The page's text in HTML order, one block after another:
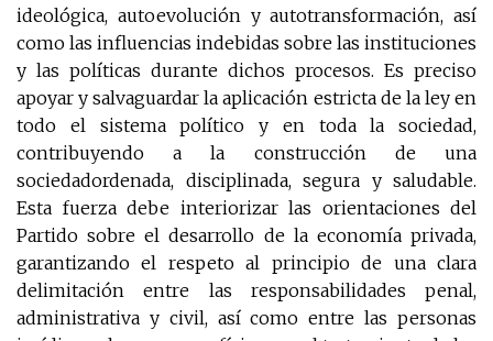
ideológica, autoevolución y autotransformación, así
como las influencias indebidas sobre las instituciones
y las políticas durante dichos procesos. Es preciso
apoyar y salvaguardar la aplicación estricta de la ley en
todo el sistema político y en toda la sociedad,
contribuyendo a la construcción de una
sociedadordenada, disciplinada, segura y saludable.
Esta fuerza debe interiorizar las orientaciones del
Partido sobre el desarrollo de la economía privada,
garantizando el respeto al principio de una clara
delimitación entre las responsabilidades penal,
administrativa y civil, así como entre las personas